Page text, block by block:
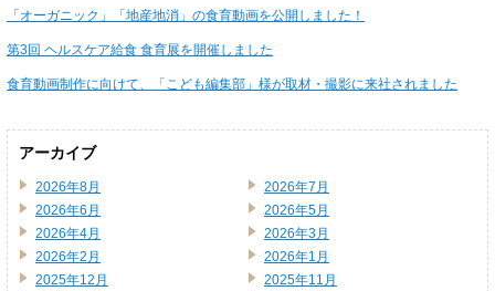
「オーガニック」「地産地消」の食育動画を公開しました！
第3回 ヘルスケア給食 食育展を開催しました
食育動画制作に向けて、「こども編集部」様が取材・撮影に来社されました
アーカイブ
2026年8月
2026年7月
2026年6月
2026年5月
2026年4月
2026年3月
2026年2月
2026年1月
2025年12月
2025年11月